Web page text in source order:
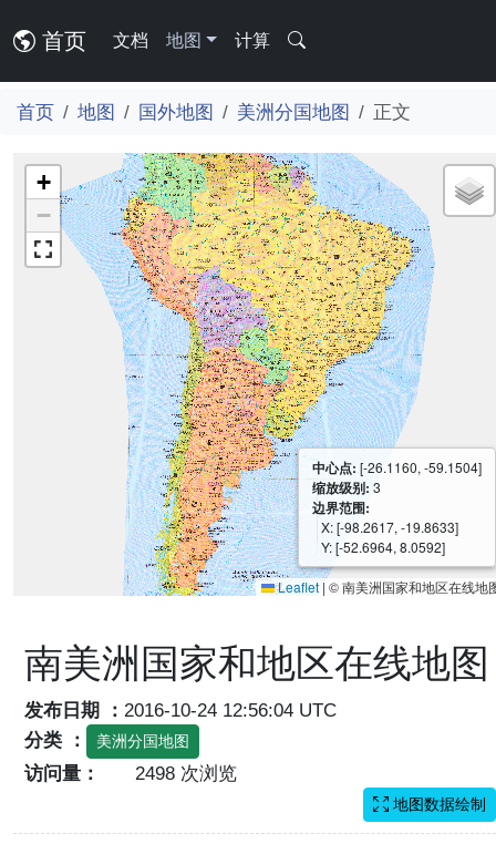
首页 文档 地图 计算
首页 地图 国外地图 美洲分国地图 正文
+
−
中心点: [-26.1160, -59.1504]
缩放级别: 3
边界范围:
X: [-98.2617, -19.8633]
Y: [-52.6964, 8.0592]
Leaflet | © 南美洲国家和地区在线地
南美洲国家和地区在线地图
发布日期 ： 2016-10-24 12:56:04 UTC
分类 ：
美洲分国地图
访问量： 2498 次浏览
地图数据绘制